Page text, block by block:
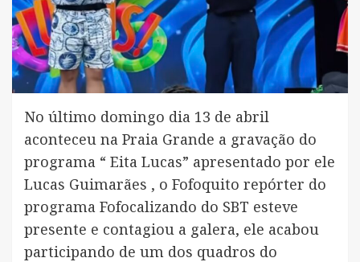
No último domingo dia 13 de abril
aconteceu na Praia Grande a gravação do
programa “ Eita Lucas” apresentado por ele
Lucas Guimarães , o Fofoquito repórter do
programa Fofocalizando do SBT esteve
presente e contagiou a galera, ele acabou
participando de um dos quadros do